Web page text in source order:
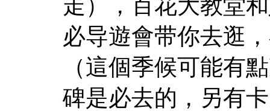
走），百花大教堂和
必导遊會带你去逛
（這個季候可能有
碑是必去的，另有